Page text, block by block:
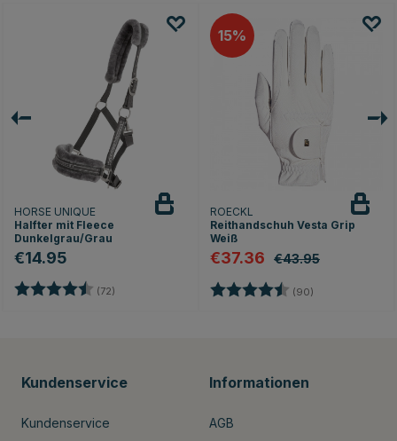
HORSE UNIQUE
Halfter mit Fleece
Dunkelgrau/Grau
€14.95
Bewertung: (72)
15
ROECKL
Reithandschuh Vesta Grip
Weiß
€37.36 €43.95
Bewertung: (90)
Kundenservice
Kundenservice
Informationen
AGB